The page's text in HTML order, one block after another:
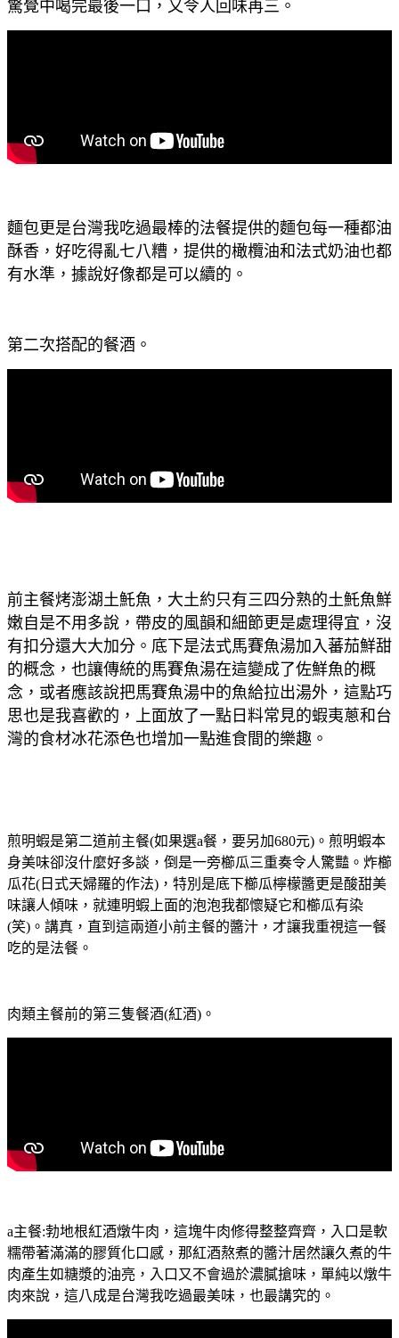
驚覺中喝完最後一口，又令人回味再三。
麵包更是台灣我吃過最棒的法餐提供的麵包每一種都油
酥香，好吃得亂七八糟，提供的橄欖油和法式奶油也都
有水準，據說好像都是可以續的。
第二次搭配的餐酒。
前主餐烤澎湖土魠魚，大土約只有三四分熟的土魠魚鮮
嫩自是不用多說，帶皮的風韻和細節更是處理得宜，沒
有扣分還大大加分。底下是法式馬賽魚湯加入蕃茄鮮甜
的概念，也讓傳統的馬賽魚湯在這變成了佐鮮魚的概
念，或者應該說把馬賽魚湯中的魚給拉出湯外，這點巧
思也是我喜歡的，上面放了一點日料常見的蝦夷蔥和台
灣的食材冰花添色也增加一點進食間的樂趣。
煎明蝦是第二道前主餐(如果選a餐，要另加680元)。煎明蝦本
身美味卻沒什麼好多談，倒是一旁櫛瓜三重奏令人驚豔。炸櫛
瓜花(日式天婦羅的作法)，特別是底下櫛瓜檸檬醬更是酸甜美
味讓人傾味，就連明蝦上面的泡泡我都懷疑它和櫛瓜有染
(笑)。講真，直到這兩道小前主餐的醬汁，才讓我重視這一餐
吃的是法餐。
肉類主餐前的第三隻餐酒(紅酒)。
a主餐:勃地根紅酒燉牛肉，這塊牛肉修得整整齊齊，入口是軟
糯帶著滿滿的膠質化口感，那紅酒熬煮的醬汁居然讓久煮的牛
肉產生如糖漿的油亮，入口又不會過於濃膩搶味，單純以燉牛
肉來說，這八成是台灣我吃過最美味，也最講究的。